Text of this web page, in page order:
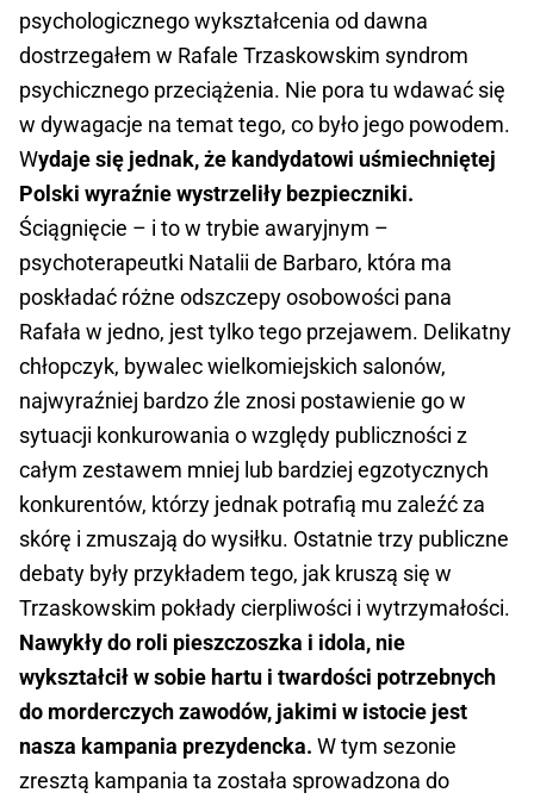
psychologicznego wykształcenia od dawna
dostrzegałem w Rafale Trzaskowskim syndrom
psychicznego przeciążenia. Nie pora tu wdawać się
w dywagacje na temat tego, co było jego powodem.
Wydaje się jednak, że kandydatowi uśmiechniętej
Polski wyraźnie wystrzeliły bezpieczniki.
Ściągnięcie – i to w trybie awaryjnym –
psychoterapeutki Natalii de Barbaro, która ma
poskładać różne odszczepy osobowości pana
Rafała w jedno, jest tylko tego przejawem. Delikatny
chłopczyk, bywalec wielkomiejskich salonów,
najwyraźniej bardzo źle znosi postawienie go w
sytuacji konkurowania o względy publiczności z
całym zestawem mniej lub bardziej egzotycznych
konkurentów, którzy jednak potrafią mu zaleźć za
skórę i zmuszają do wysiłku. Ostatnie trzy publiczne
debaty były przykładem tego, jak kruszą się w
Trzaskowskim pokłady cierpliwości i wytrzymałości.
Nawykły do roli pieszczoszka i idola, nie
wykształcił w sobie hartu i twardości potrzebnych
do morderczych zawodów, jakimi w istocie jest
nasza kampania prezydencka. W tym sezonie
zresztą kampania ta została sprowadzona do